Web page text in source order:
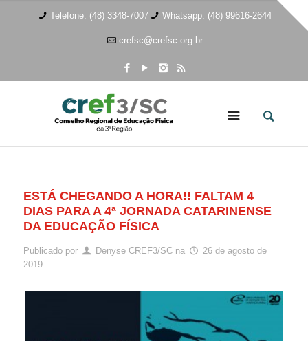
Telefone: (48) 3348-7007 Whatsapp: (48) 99616-2644
crefsc@crefsc.org.br
ESTÁ CHEGANDO A HORA!! FALTAM 4
DIAS PARA A 4ª JORNADA CATARINENSE
DA EDUCAÇÃO FÍSICA
Publicado por Denyse CREF3/SC na
26 de agosto de
2019